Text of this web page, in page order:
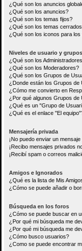
¿Qué son los anuncios
¿Qué son los anuncios?
¿Qué son los temas fijos?
¿Qué son los temas
¿Qué son los iconos para los
Niveles de usuario y grupos
¿Qué son los
¿Qué son los Moderadores?
¿Qué son los Grupos de
¿Donde están los Grupos de
¿Cómo me convierto en
¿Por qué algunos Grupos
¿Qué es un "Grupo de
¿Qué es el enlace "El
Mensajería privada
¡No puedo enviar un mensaje
¡Recibo mensajes privados
¡Recibí spam o correos
Amigos e Ignorados
¿Qué es la lista de Mis
¿Cómo se puede añadir o
Búsqueda en los foros
¿Cómo se puede buscar en
¿Por qué mi búsqueda me
¿Por qué mi búsqueda me
¿Cómo busco usuarios?
¿Como se puede encontrar